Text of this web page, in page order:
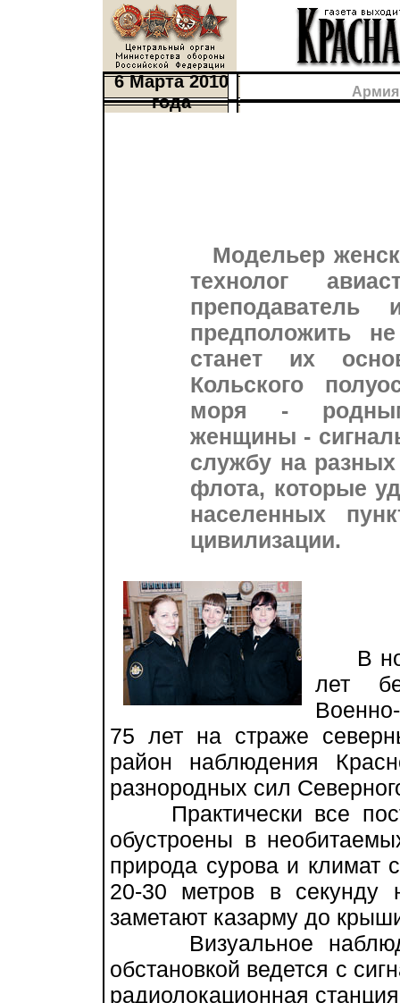
6 Марта 2010
года
Модельер
технолог
предположить
станет их
Кольского
моря -
женщины -
службу на
флота, которые
населенных
цивилизации.
В
лет
75 лет на страже
район наблюдения
разнородных сил
Практически все
обустроены в
природа сурова и климат
20-30 метров в секунду
заметают казарму до
Визуальное
обстановкой ведется с
радиолокационная